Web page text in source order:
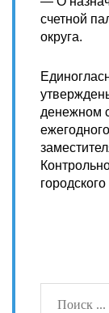
счетной
округа.
денежном
городского